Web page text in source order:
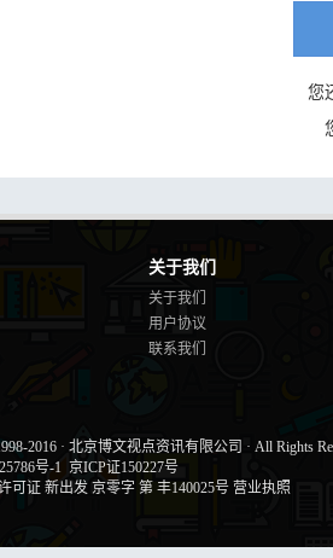
您
关于我们
关于我们
用户协议
联系我们
2016 · 北京博文视点资讯有限公司 · All Rights
号-1 京ICP证150227号
可证 新出发 京零字 第 丰140025号 营业执照